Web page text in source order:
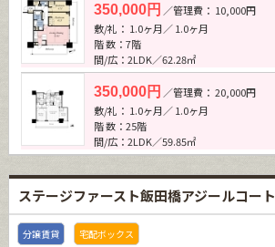
350,000円 ／管理費： 10,000円
敷/礼： 1.0ヶ月／ 1.0ヶ月
階 数：7階
間/広：2LDK／62.28㎡
350,000円 ／管理費： 20,000円
敷/礼： 1.0ヶ月／ 1.0ヶ月
階 数：25階
間/広：2LDK／59.85㎡
ステージファースト飯田橋アジールコート
分譲賃貸 宅配ボックス